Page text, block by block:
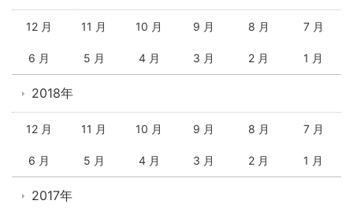
12 月 11 月 10 月 9 月 8 月 7 月
6 月 5 月 4 月 3 月 2 月 1 月
2018年
12 月 11 月 10 月 9 月 8 月 7 月
6 月 5 月 4 月 3 月 2 月 1 月
2017年